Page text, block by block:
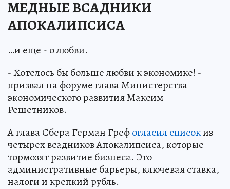
МЕДНЫЕ ВСАДНИКИ
АПОКАЛИПСИСА
…и еще - о любви.
- Хотелось бы больше любви к экономике! -
призвал на форуме глава Министерства
экономического развития Максим
Решетников.
А глава Сбера Герман Грефогласил списокиз
четырех всадников Апокалипсиса, которые
тормозят развитие бизнеса. Это
административные барьеры, ключевая ставка,
налоги и крепкий рубль.